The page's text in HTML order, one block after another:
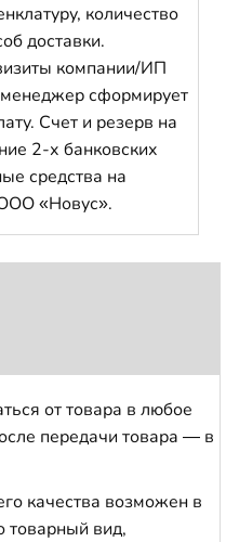
количество
доставки.
компании/ИП
сформирует
Счет и резерв на
2-х банковских
средства на
«Новус».
от товара в любое
передачи товара — в
качества возможен в
товарный вид,